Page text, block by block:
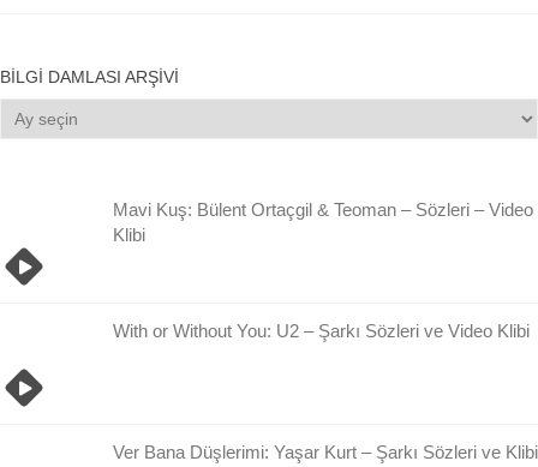
BILGI DAMLASI ARŞIVI
Bilgi
Damlası
Mavi Kuş: Bülent Ortaçgil & Teoman – Sözleri – Video
Klibi
With or Without You: U2 – Şarkı Sözleri ve Video Klibi
Ver Bana Düşlerimi: Yaşar Kurt – Şarkı Sözleri ve Klibi